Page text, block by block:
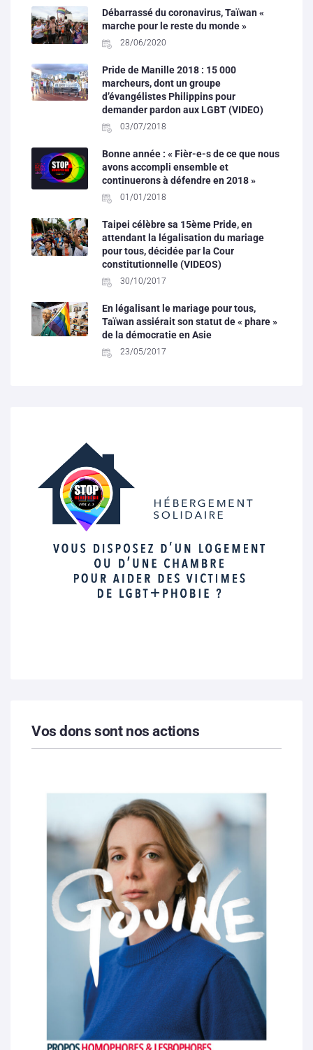
Débarrassé du coronavirus, Taïwan «
marche pour le reste du monde »
28/06/2020
Pride de Manille 2018 : 15 000
marcheurs, dont un groupe
d’évangélistes Philippins pour
demander pardon aux LGBT (VIDEO)
03/07/2018
Bonne année : « Fièr-e-s de ce que nous
avons accompli ensemble et
continuerons à défendre en 2018 »
01/01/2018
Taipei célèbre sa 15ème Pride, en
attendant la légalisation du mariage
pour tous, décidée par la Cour
constitutionnelle (VIDEOS)
30/10/2017
En légalisant le mariage pour tous,
Taïwan assiérait son statut de « phare »
de la démocratie en Asie
23/05/2017
Vos dons sont nos actions